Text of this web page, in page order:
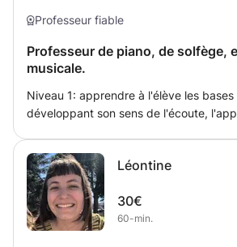
Professeur fiable
Professeur de piano, de solfège,
musicale.
Niveau 1: apprendre à l'élève les
développant son sens de l'écoute,
base(compréhension des différentes
apprentissage du piano à travers la
touches de l'instrument, les notes,
piano etc...
Léontine
30€
60-min.